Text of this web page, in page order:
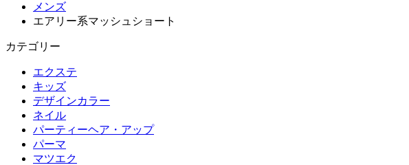
メンズ
エアリー系マッシュショート
カテゴリー
エクステ
キッズ
デザインカラー
ネイル
パーティーヘア・アップ
パーマ
マツエク